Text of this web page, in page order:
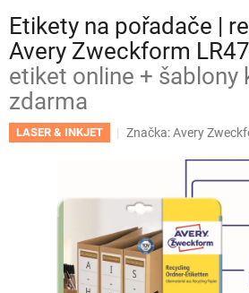
Etikety na pořadače |
Avery Zweckform
etiket online + šablony
zdarma
LASER & INKJET Značka:Avery